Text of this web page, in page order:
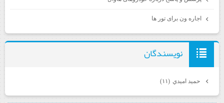
اجاره ون برای تور ها
نويسندگان
حميد اميدي (۱۱)